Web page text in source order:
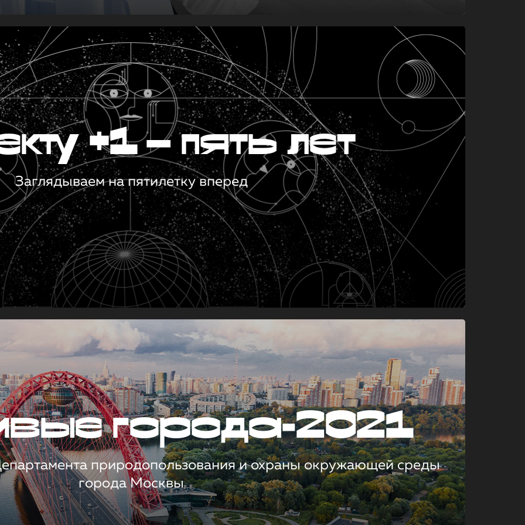
+1 — пять лет
Заглядываем на пятилетку вперед
города-2021
природопользования и охраны окружающей среды
города Москвы